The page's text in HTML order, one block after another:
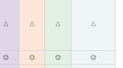
△ △ △ △
◎ ◎ ◎ ◎